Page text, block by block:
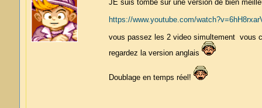
JE suis tombé sur une version de bien
https://www.youtube.com/
vous passez les 2 video simultement vous
regardez la version anglais
Doublage en temps réel!